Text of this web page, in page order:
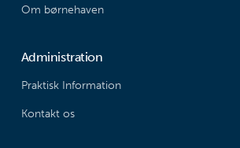
Om børnehaven
Administration
Praktisk Information
Kontakt os